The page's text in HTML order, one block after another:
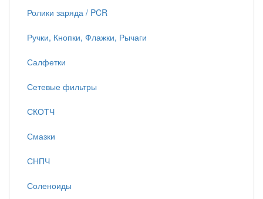
Ролики заряда / PCR
Ручки, Кнопки, Флажки, Рычаги
Салфетки
Сетевые фильтры
СКОТЧ
Смазки
СНПЧ
Соленоиды